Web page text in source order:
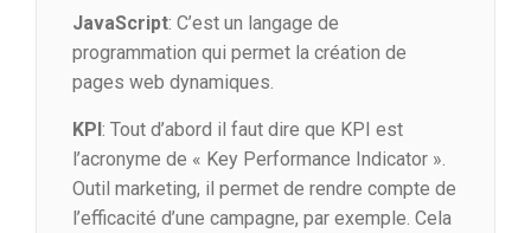
JavaScript: C’est un langage de
programmation qui permet la création de
pages web dynamiques.
KPI: Tout d’abord il faut dire que KPI est
l’acronyme de « Key Performance Indicator ».
Outil marketing, il permet de rendre compte de
l’efficacité d’une campagne, par exemple. Cela